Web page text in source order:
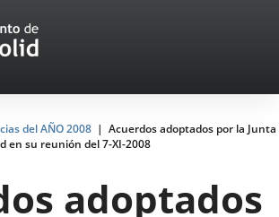
del AÑO 2008
Acuerdos adoptados por la Junta
en su reunión del 7-XI-2008
adoptados